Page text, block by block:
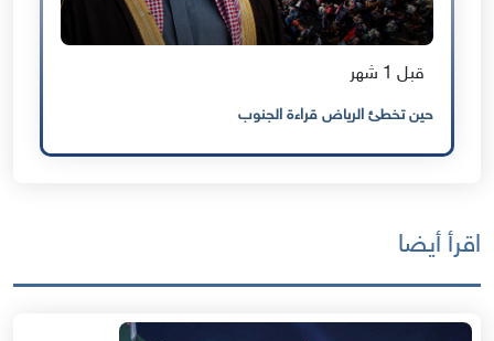
قبل 1 شهر
حين تخطئ الرياض قراءة الجنوب
اقرأ أيضا